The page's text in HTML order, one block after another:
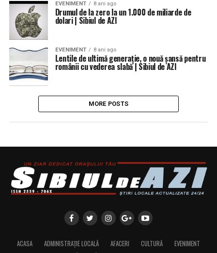
EVENIMENT 8 ani ago
Drumul de la zero la un 1.000 de miliarde de
dolari | Sibiul de AZI
EVENIMENT 8 ani ago
Lentile de ultimă generație, o nouă șansă pentru
românii cu vederea slabă | Sibiul de AZI
MORE POSTS
ACASA ADMINISTRAȚIE LOCALĂ AFACERI CULTURĂ
EVENIMENT